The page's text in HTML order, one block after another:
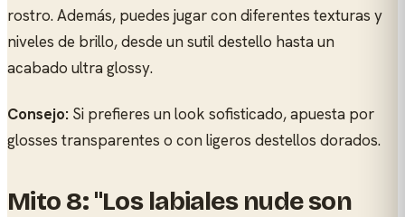
rostro. Además, puedes jugar con diferentes texturas y
niveles de brillo, desde un sutil destello hasta un
acabado ultra glossy.
Consejo: Si prefieres un look sofisticado, apuesta por
glosses transparentes o con ligeros destellos dorados.
Mito 8: "Los labiales nude son